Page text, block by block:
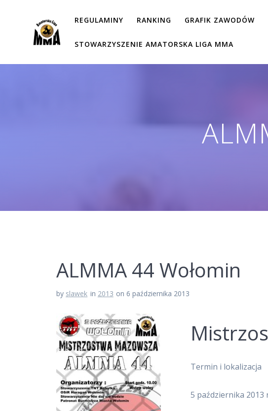
REGULAMINY RANKING GRAFIK ZAWODÓW
STOWARZYSZENIE AMATORSKA LIGA MMA
ALMMA 44 Wołomin
by slawek in 2013 on 6 października 2013
Termin i lokalizacja
5 października 2013